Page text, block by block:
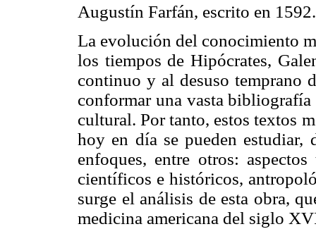
Augustín Farfán, escrito en 1592.
La evolución del conocimiento
los tiempos de Hipócrates,
continuo y al desuso temprano
conformar una vasta
cultural. Por tanto, estos textos
hoy en día se pueden estudiar,
enfoques, entre otros:
científicos e históricos,
surge el análisis de esta obra,
medicina americana del siglo